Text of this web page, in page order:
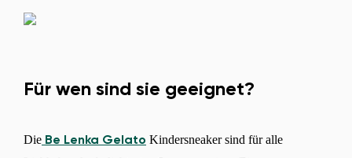
Für wen sind sie geeignet?
Die Be Lenka Gelato Kindersneaker sind für alle